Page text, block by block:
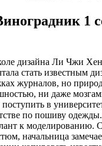
1
дизайна Ли Чжи Хен
стать известным
журналов, но
ни даже
в
по пошиву
к
начальница